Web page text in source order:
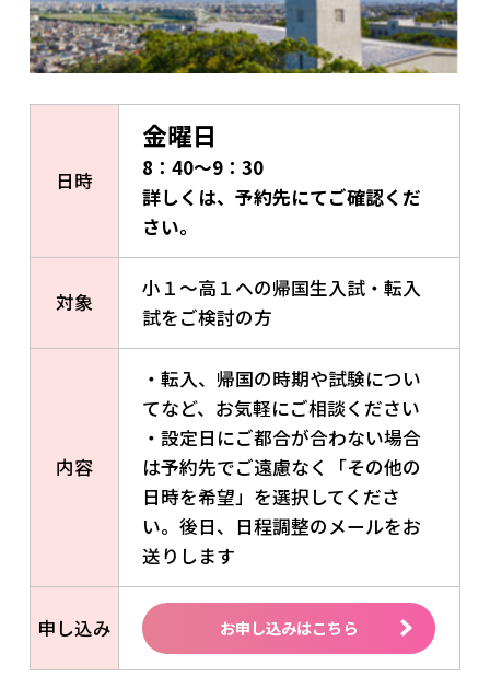
日時
金曜日
8：40～9：30
詳しくは、予約先にてご確認くだ
さい。
対象
小１～高１への帰国生入試・転入
試をご検討の方
内容
・転入、帰国の時期や試験につい
てなど、お気軽にご相談ください
・設定日にご都合が合わない場合
は予約先でご遠慮なく「その他の
日時を希望」を選択してくださ
い。後日、日程調整のメールをお
送りします
申し込み お申し込みはこちら